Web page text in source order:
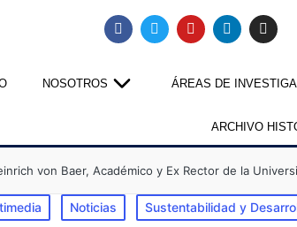
NOSOTROS ÁREAS DE
ARCHIVO
von Baer, Académico y Ex Rector de la
Noticias Sustentabilidad y